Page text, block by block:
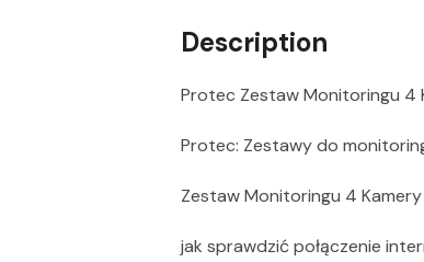
Description
Protec Zestaw Monitoringu 4
Protec: Zestawy do
Zestaw Monitoringu 4
jak sprawdzić połączenie